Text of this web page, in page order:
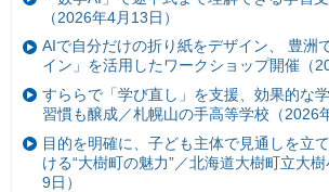
（2026年4月13日）
AIで自分だけの折り紙をデザイン、 豊洲
イン」を活用したワークショップ開催（
すららで「学び直し」を支援、効果的な
習慣も醸成／札幌山の手高等学校（2026
目的を明確に、子ども主体で見通しを立
ける“大樹町の魅力”／北海道大樹町立大
9日）